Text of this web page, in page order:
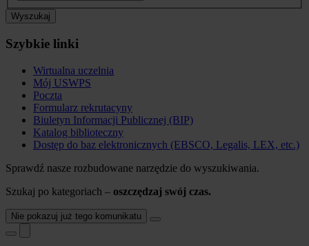
Wyszukaj
Szybkie linki
Wirtualna uczelnia
Mój USWPS
Poczta
Formularz rekrutacyny
Biuletyn Informacji Publicznej (BIP)
Katalog biblioteczny
Dostęp do baz elektronicznych (EBSCO, Legalis, LEX, etc.)
Sprawdź nasze rozbudowane narzędzie do wyszukiwania.
Szukaj po kategoriach – oszczędzaj swój czas.
Nie pokazuj już tego komunikatu